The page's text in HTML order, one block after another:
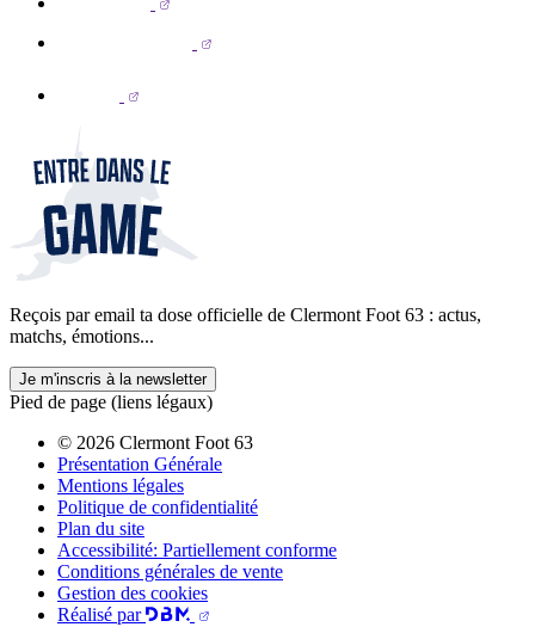
Reçois par email ta dose officielle de Clermont Foot 63 : actus,
matchs, émotions...
Je m'inscris à la newsletter
Pied de page (liens légaux)
© 2026 Clermont Foot 63
Présentation Générale
Mentions légales
Politique de confidentialité
Plan du site
Accessibilité: Partiellement conforme
Conditions générales de vente
Gestion des cookies
Réalisé par